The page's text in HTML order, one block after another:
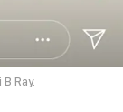
Ray.